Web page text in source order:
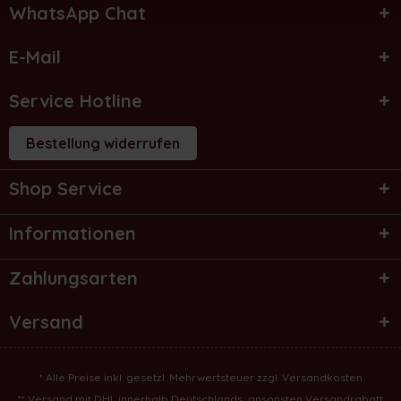
WhatsApp Chat
E-Mail
Service Hotline
Bestellung widerrufen
Shop Service
Informationen
Zahlungsarten
Versand
* Alle Preise inkl. gesetzl. Mehrwertsteuer zzgl. Versandkosten